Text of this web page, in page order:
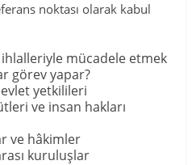
noktası olarak kabul
ihlalleriyle mücadele etmek
görev yapar?
yetkilileri
ve insan hakları
ve hâkimler
kuruluşlar